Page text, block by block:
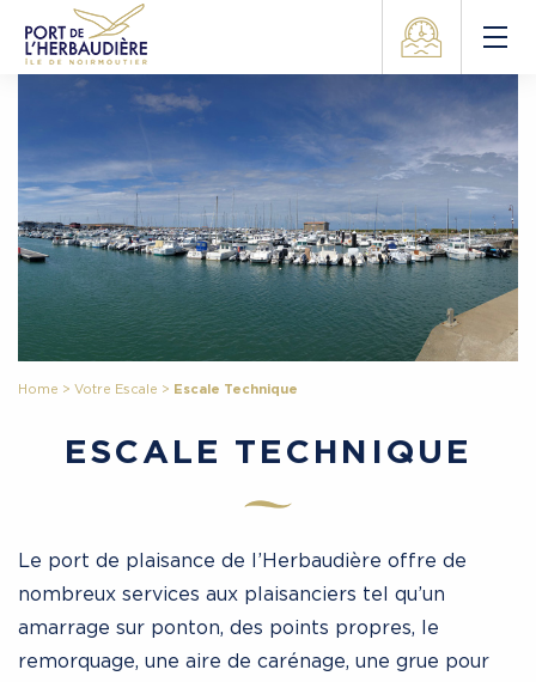
Home > Votre Escale > Escale Technique
ESCALE TECHNIQUE
Le port de plaisance de l’Herbaudière offre de
nombreux services aux plaisanciers tel qu’un
amarrage sur ponton, des points propres, le
remorquage, une aire de carénage, une grue pour